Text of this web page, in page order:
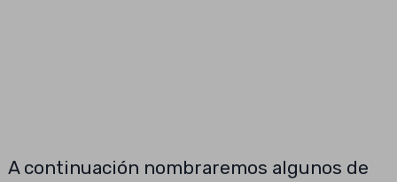
A continuación nombraremos algunos de